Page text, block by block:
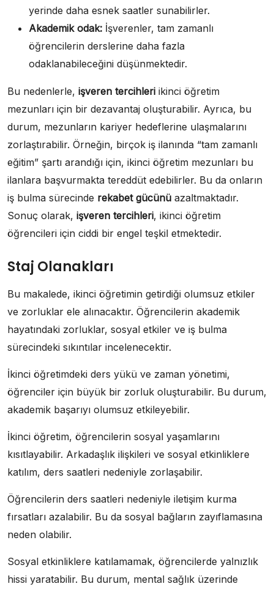
yerinde daha esnek saatler sunabilirler.
Akademik odak: İşverenler, tam zamanlı
öğrencilerin derslerine daha fazla
odaklanabileceğini düşünmektedir.
Bu nedenlerle, işveren tercihleri ikinci öğretim
mezunları için bir dezavantaj oluşturabilir. Ayrıca, bu
durum, mezunların kariyer hedeflerine ulaşmalarını
zorlaştırabilir. Örneğin, birçok iş ilanında “tam zamanlı
eğitim” şartı arandığı için, ikinci öğretim mezunları bu
ilanlara başvurmakta tereddüt edebilirler. Bu da onların
iş bulma sürecinde rekabet gücünü azaltmaktadır.
Sonuç olarak, işveren tercihleri, ikinci öğretim
öğrencileri için ciddi bir engel teşkil etmektedir.
Staj Olanakları
Bu makalede, ikinci öğretimin getirdiği olumsuz etkiler
ve zorluklar ele alınacaktır. Öğrencilerin akademik
hayatındaki zorluklar, sosyal etkiler ve iş bulma
sürecindeki sıkıntılar incelenecektir.
İkinci öğretimdeki ders yükü ve zaman yönetimi,
öğrenciler için büyük bir zorluk oluşturabilir. Bu durum,
akademik başarıyı olumsuz etkileyebilir.
İkinci öğretim, öğrencilerin sosyal yaşamlarını
kısıtlayabilir. Arkadaşlık ilişkileri ve sosyal etkinliklere
katılım, ders saatleri nedeniyle zorlaşabilir.
Öğrencilerin ders saatleri nedeniyle iletişim kurma
fırsatları azalabilir. Bu da sosyal bağların zayıflamasına
neden olabilir.
Sosyal etkinliklere katılamamak, öğrencilerde yalnızlık
hissi yaratabilir. Bu durum, mental sağlık üzerinde